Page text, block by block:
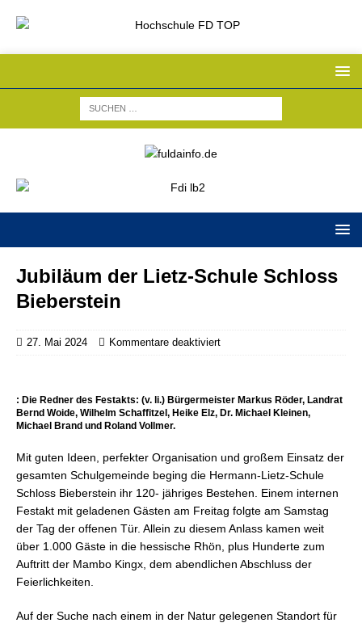
Jubiläum der Lietz-Schule Schloss
Bieberstein
27. Mai 2024 Kommentare deaktiviert
: Die Redner des Festakts: (v. li.) Bürgermeister Markus Röder, Landrat
Bernd Woide, Wilhelm Schaffitzel, Heike Elz, Dr. Michael Kleinen,
Michael Brand und Roland Vollmer.
Mit guten Ideen, perfekter Organisation und großem Einsatz der
gesamten Schulgemeinde beging die Hermann-Lietz-Schule
Schloss Bieberstein ihr 120- jähriges Bestehen. Einem internen
Festakt mit geladenen Gästen am Freitag folgte am Samstag
der Tag der offenen Tür. Allein zu diesem Anlass kamen weit
über 1.000 Gäste in die hessische Rhön, plus Hunderte zum
Auftritt der Mambo Kingx, dem abendlichen Abschluss der
Feierlichkeiten.
Auf der Suche nach einem in der Natur gelegenen Standort für